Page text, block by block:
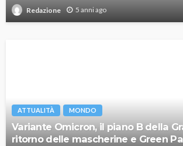
Redazione 5 anni ago
ATTUALITÀ MONDO
Variante Omicron, il piano B della
ritorno delle mascherine e Green